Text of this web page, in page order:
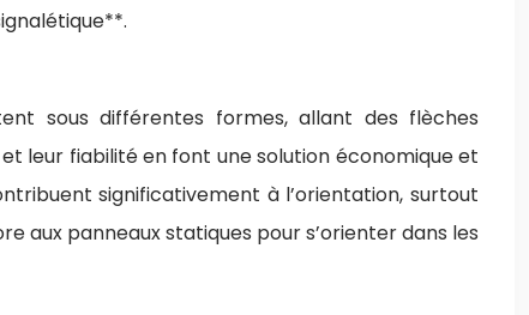
sous différentes formes, allant des flèches
leur fiabilité en font une solution économique et
significativement à l’orientation, surtout
aux panneaux statiques pour s’orienter dans les